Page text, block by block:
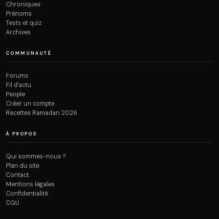
Chroniques
Prénoms
Tests et quiz
Archives
COMMUNAUTÉ
Forums
Fil d’actu
People
Créer un compte
Recettes Ramadan 2026
À PROPOS
Qui sommes-nous ?
Plan du site
Contact
Mentions légales
Confidentialité
CGU